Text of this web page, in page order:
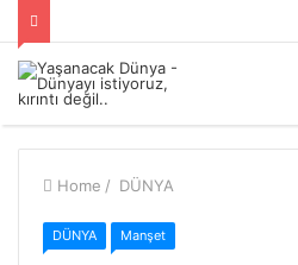
Home / DÜNYA
DÜNYA Manşet